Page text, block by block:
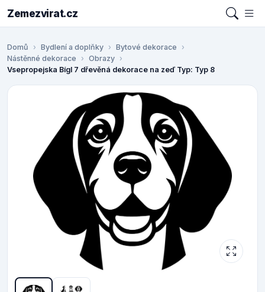
Zemezvirat.cz
Domů Bydlení a doplňky
Bytové dekorace
Nástěnné dekorace
Obrazy
Vsepropejska Bígl 7 dřevěná dekorace na zeď Typ: Typ 8